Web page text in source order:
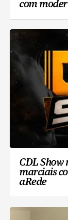
com
CDL Show
marciais
aRede